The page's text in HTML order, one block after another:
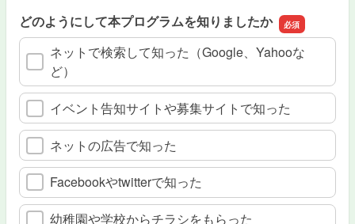
どのようにして本プログラムを知りましたか
ネットで検索して知った（Google、Yahooな
ど）
イベント告知サイトや募集サイトで知った
ネットの広告で知った
Facebookやtwitterで知った
幼稚園や学校からチラシをもらった